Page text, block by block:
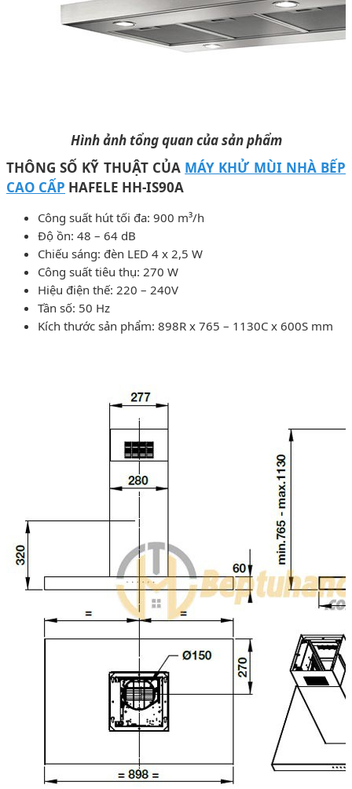
Hình ảnh tổng quan của sản phẩm
THÔNG SỐ KỸ THUẬT CỦA MÁY KHỬ MÙI NHÀ BẾP
CAO CẤP HAFELE HH-IS90A
Công suất hút tối đa: 900 m³/h
Độ ồn: 48 – 64 dB
Chiếu sáng: đèn LED 4 x 2,5 W
Công suất tiêu thụ: 270 W
Hiệu điện thế: 220 – 240V
Tần số: 50 Hz
Kích thước sản phẩm: 898R x 765 – 1130C x 600S mm